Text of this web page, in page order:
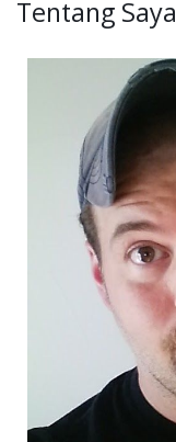
Tentang Saya